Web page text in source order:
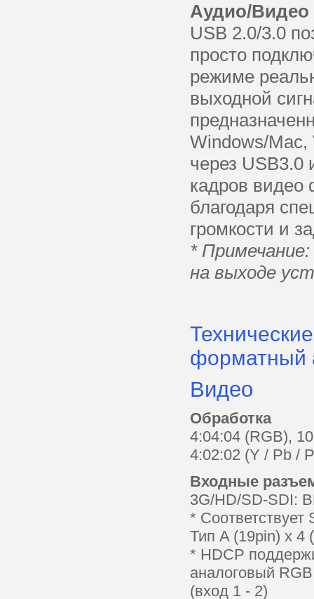
Аудио/Видео
USB 2.0/3.0
просто
режиме
выходной
Windows/Mac,
через USB3.0
кадров видео
благодаря
громкости и
*
на выходе
форматный
Видео
Обработка
4:04:04 (RGB),
4:02:02 (Y / Pb /
Входные
3G/HD/SD-SDI:
*
Тип A (19pin) х 4
* HDCP
аналоговый
(вход 1 - 2)